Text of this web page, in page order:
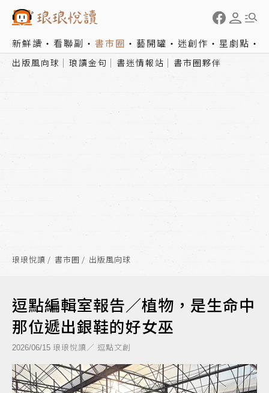
新鮮讀 看聯副 書市圈 藝開罐 迷創作 星劇點
出版風向球 琅讀金句 書迷情報站 書市圈夥伴
琅琅悅讀 書市圈 出版風向球
逗點編輯室報告／植物，是生命中
那位遞出銀鞋的好女巫
2026/06/15 琅琅悅讀／ 逗點文創